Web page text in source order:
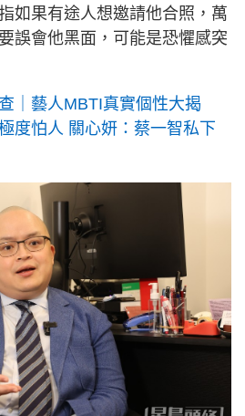
如果有途人想邀請他合照，萬
誤會他黑面，可能是恐懼感突
｜藝人MBTI真實個性大揭
度怕人 關心妍：蔡一智私下